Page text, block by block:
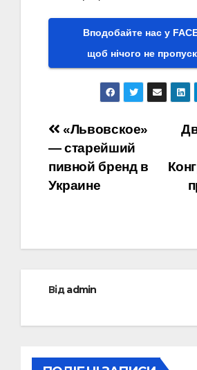
Вподобайте нас у
щоб нічого не
Навігація
записів
«Львовское»
— старейший
пивной бренд в
Украине
Відadmin